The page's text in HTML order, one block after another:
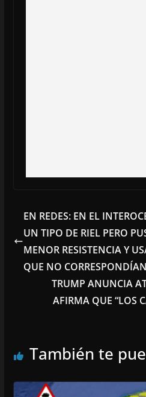
EN REDES: EN EL
UN TIPO DE RIEL PERO
MENOR RESISTENCIA Y
QUE NO
TRUMP ANUNCIA
AFIRMA QUE “LOS
También te